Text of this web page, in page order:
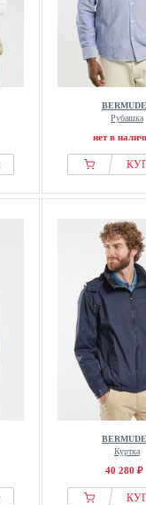
Рубашка
нет в
Куртка
40 280 ₽